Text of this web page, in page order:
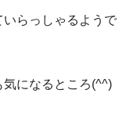
らっしゃるようで
気になるところ(^^)